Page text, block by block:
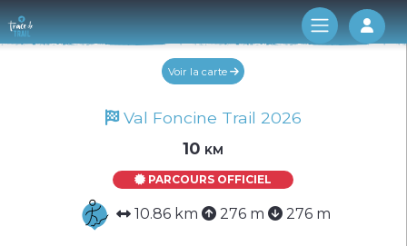
Log
Voir la carte
Val Foncine Trail 2026
10 km
PARCOURS OFFICIEL
10.86 km 276 m 276 m